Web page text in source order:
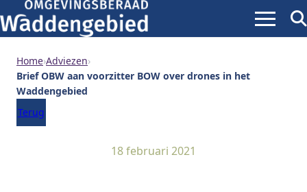
Menu
Home›Adviezen›
Brief OBW aan voorzitter BOW over drones in het
Waddengebied
Terug
18 februari 2021